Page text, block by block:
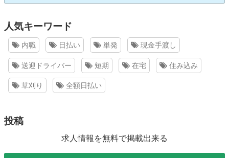
人気キーワード
内職 日払い 単発 現金手渡し
送迎ドライバー 短期 在宅 住み込み
草刈り 全額日払い
投稿
求人情報を無料で掲載出来る